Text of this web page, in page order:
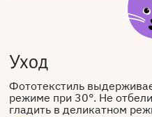
Уход
Фототекстиль
режиме при 30°. Не
гладить в деликатном